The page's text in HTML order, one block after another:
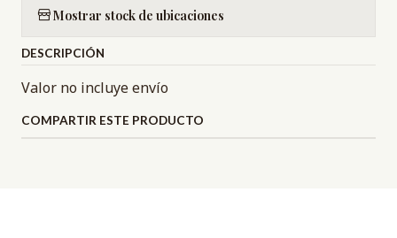
Mostrar stock de ubicaciones
DESCRIPCIÓN
Valor no incluye envío
COMPARTIR ESTE PRODUCTO